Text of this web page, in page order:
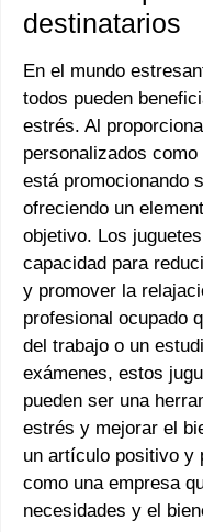
destinatarios
En el mundo
todos pueden
estrés. Al
personalizados
está promocionando
ofreciendo un
objetivo. Los
capacidad para
y promover la
profesional ocupado
del trabajo o un
exámenes, estos
pueden ser una
estrés y mejorar el
un artículo positivo y
como una empresa
necesidades y el